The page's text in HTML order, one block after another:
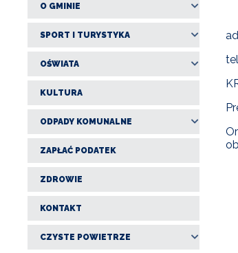
O GMINIE
SPORT I TURYSTYKA
OŚWIATA
KULTURA
ODPADY KOMUNALNE
ZAPŁAĆ PODATEK
ZDROWIE
KONTAKT
CZYSTE POWIETRZE